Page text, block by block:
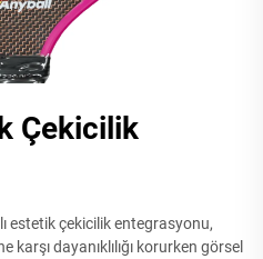
Çekicilik
estetik çekicilik entegrasyonu,
dayanıklılığı korurken görsel